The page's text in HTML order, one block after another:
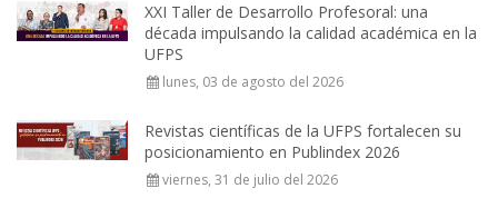
XXI Taller de Desarrollo Profesoral: una
década impulsando la calidad académica en la
UFPS
lunes, 03 de agosto del 2026
Revistas científicas de la UFPS fortalecen su
posicionamiento en Publindex 2026
viernes, 31 de julio del 2026